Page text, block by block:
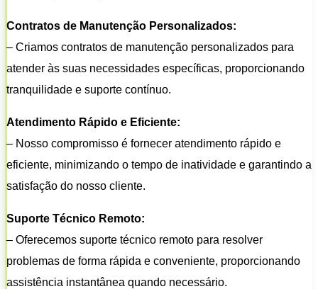
Contratos de Manutenção Personalizados:
– Criamos contratos de manutenção personalizados para
atender às suas necessidades específicas, proporcionando
tranquilidade e suporte contínuo.
Atendimento Rápido e Eficiente:
– Nosso compromisso é fornecer atendimento rápido e
eficiente, minimizando o tempo de inatividade e garantindo a
satisfação do nosso cliente.
Suporte Técnico Remoto:
– Oferecemos suporte técnico remoto para resolver
problemas de forma rápida e conveniente, proporcionando
assistência instantânea quando necessário.